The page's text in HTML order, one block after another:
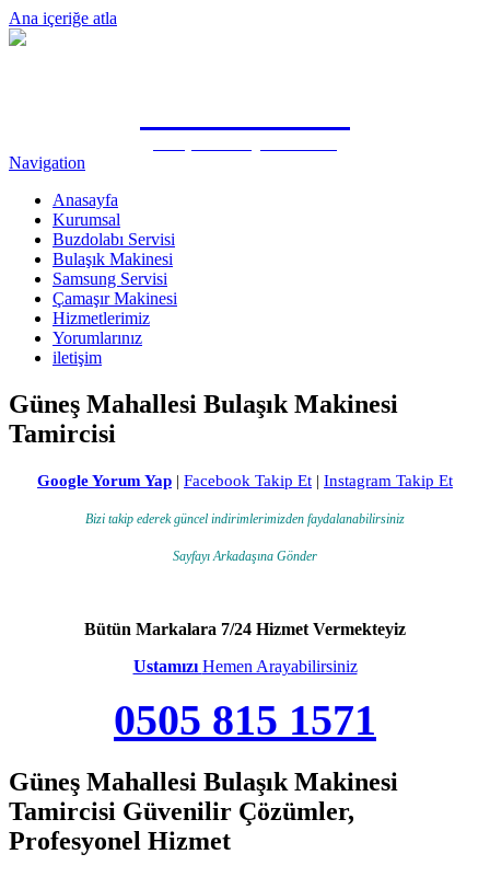
Ana içeriğe atla
Navigation
Anasayfa
Kurumsal
Buzdolabı Servisi
Bulaşık Makinesi
Samsung Servisi
Çamaşır Makinesi
Hizmetlerimiz
Yorumlarınız
iletişim
Güneş Mahallesi Bulaşık Makinesi
Tamircisi
Google Yorum Yap | Facebook Takip Et | Instagram Takip Et
Bizi takip ederek güncel indirimlerimizden faydalanabilirsiniz
Sayfayı Arkadaşına Gönder
Bütün Markalara 7/24 Hizmet Vermekteyiz
Ustamızı Hemen Arayabilirsiniz
0505 815 1571
Güneş Mahallesi Bulaşık Makinesi
Tamircisi Güvenilir Çözümler,
Profesyonel Hizmet